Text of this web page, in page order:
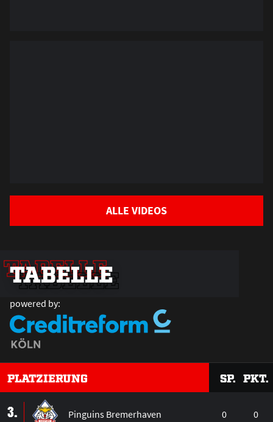
ALLE VIDEOS
TABELLE
TABELLE
TABELLE
powered by:
PLATZIERUNG SP. PKT.
3. Pinguins Bremerhaven 0 0